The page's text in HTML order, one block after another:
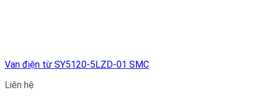
Van điện từ SY5120-5LZD-01 SMC
Liên hệ